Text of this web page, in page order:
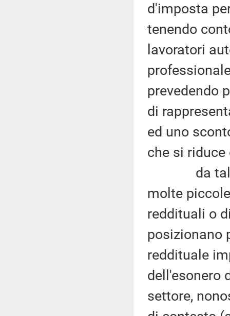
d'imposta
tenendo
lavoratori
prevedendo
di
ed uno
che si
da tale
molte
reddituali o
posizionano
reddituale
dell'esonero
settore,